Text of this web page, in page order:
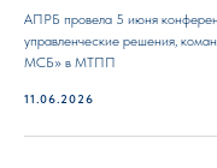
АПРБ провела 5 июня
управленческие решения,
МСБ» в МТПП
11.06.2026